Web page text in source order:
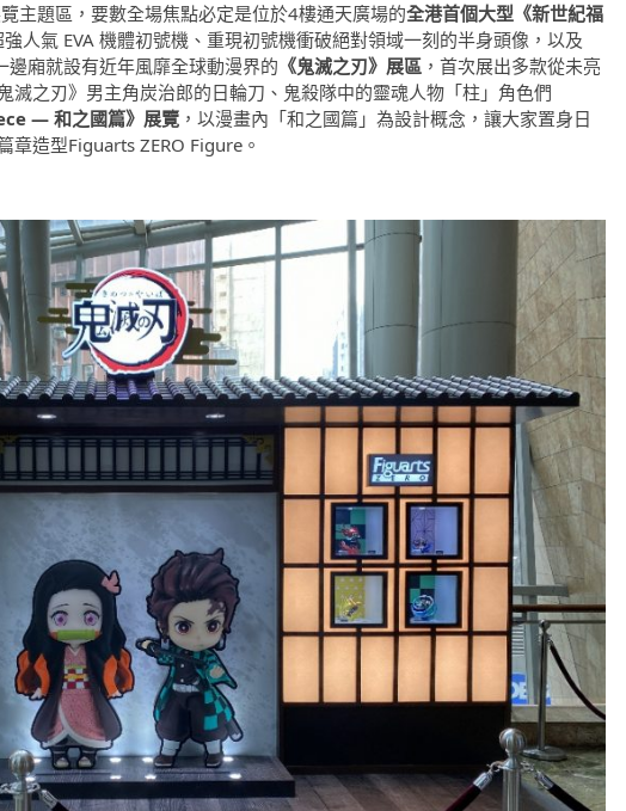
主題區，要數全場焦點必定是位於4樓通天廣場的全港首個大型《新世紀福
人氣 EVA 機體初號機、重現初號機衝破絕對領域一刻的半身頭像，以及
邊廂就設有近年風靡全球動漫界的 《鬼滅之刃》展區 ，首次展出多款從未亮
滅之刃》男主角炭治郎的日輪刀、鬼殺隊中的靈魂人物「柱」角色們
— 和之國篇》展覽 ，以漫畫內「和之國篇」為設計概念，讓大家置身日
章造型Figuarts ZERO Figure。